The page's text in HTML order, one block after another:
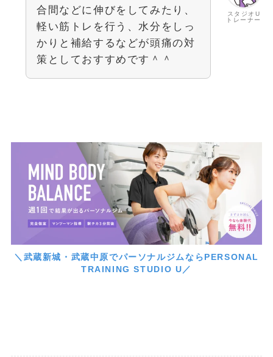
スタジオU
トレーナー
合間などに伸びをしてみたり、
軽い筋トレを行う、水分をしっ
かりと補給するなどが頭痛の対
策としておすすめです＾＾
＼武蔵新城・武蔵中原でパーソナルジムならPERSONAL
TRAINING STUDIO U／